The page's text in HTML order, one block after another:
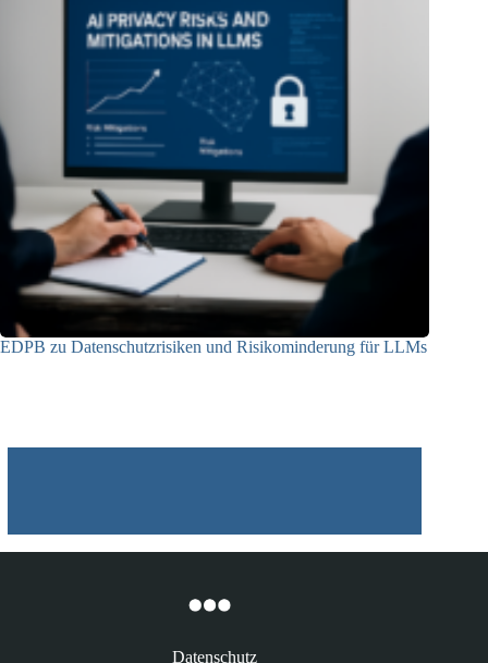
EDPB zu Datenschutzrisiken und Risikominderung für LLMs
Datenschutz